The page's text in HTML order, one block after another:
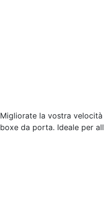
Migliorate la vostra
boxe da porta. Ideale per